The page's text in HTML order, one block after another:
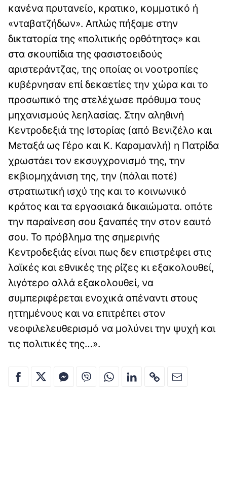
κανένα πρυτανείο, κρατικο, κομματικό ή
«νταβατζήδων». Απλώς πήξαμε στην
δικτατορία της «πολιτικής ορθότητας» και
στα σκουπίδια της φασιστοειδούς
αριστεράντζας, της οποίας οι νοοτροπίες
κυβέρνησαν επί δεκαετίες την χώρα και το
προσωπικό της στελέχωσε πρόθυμα τους
μηχανισμούς λεηλασίας. Στην αληθινή
Κεντροδεξιά της Ιστορίας (από Βενιζέλο και
Μεταξά ως Γέρο και Κ. Καραμανλή) η Πατρίδα
χρωστάει τον εκσυγχρονισμό της, την
εκβιομηχάνιση της, την (πάλαι ποτέ)
στρατιωτική ισχύ της και το κοινωνικό
κράτος και τα εργασιακά δικαιώματα. οπότε
την παραίνεση σου ξαναπές την στον εαυτό
σου. Το πρόβλημα της σημερινής
Κεντροδεξιάς είναι πως δεν επιστρέφει στις
λαϊκές και εθνικές της ρίζες κι εξακολουθεί,
λιγότερο αλλά εξακολουθεί, να
συμπεριφέρεται ενοχικά απέναντι στους
ηττημένους και να επιτρέπει στον
νεοφιλελευθερισμό να μολύνει την ψυχή και
τις πολιτικές της…».